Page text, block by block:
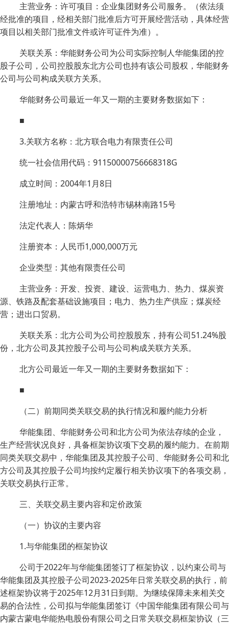
主营业务：许可项目：企业集团财务公司服务。（依法须
经批准的项目，经相关部门批准后方可开展经营活动，具体经营
项目以相关部门批准文件或许可证件为准）。
关联关系：华能财务公司为公司实际控制人华能集团的控
股子公司，公司控股股东北方公司也持有该公司股权，华能财务
公司与公司构成关联方关系。
华能财务公司最近一年又一期的主要财务数据如下：
■
3.关联方名称：北方联合电力有限责任公司
统一社会信用代码：91150000756668318G
成立时间：2004年1月8日
注册地址：内蒙古呼和浩特市锡林南路15号
法定代表人：陈炳华
注册资本：人民币1,000,000万元
企业类型：其他有限责任公司
主营业务：开发、投资、建设、运营电力、热力、煤炭资
源、铁路及配套基础设施项目；电力、热力生产供应；煤炭经
营；进出口贸易。
关联关系：北方公司为公司控股股东，持有公司51.24%股
份，北方公司及其控股子公司与公司构成关联方关系。
北方公司最近一年又一期的主要财务数据如下：
■
（二）前期同类关联交易的执行情况和履约能力分析
华能集团、华能财务公司和北方公司为依法存续的企业，
生产经营状况良好，具备框架协议项下交易的履约能力。在前期
同类关联交易中，华能集团及其控股子公司、华能财务公司和北
方公司及其控股子公司均按约定履行相关协议项下的各项交易，
关联交易执行正常。
三、关联交易主要内容和定价政策
（一）协议的主要内容
1.与华能集团的框架协议
公司于2022年与华能集团签订了框架协议，以约束公司与
华能集团及其控股子公司2023-2025年日常关联交易的执行，前
述框架协议将于2025年12月31日到期。为继续保障未来相关交
易的合法性，公司拟与华能集团签订《中国华能集团有限公司与
内蒙古蒙电华能热电股份有限公司之日常关联交易框架协议（三